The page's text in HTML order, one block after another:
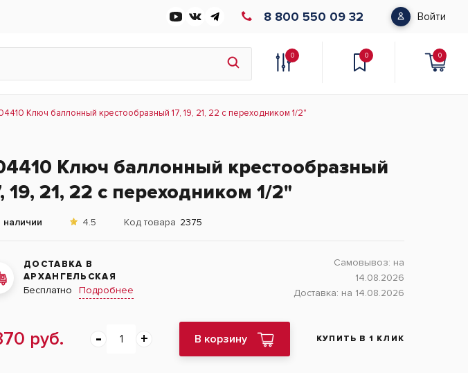
8 800 550 09 32 Войти
0 0 0
Ключ баллонный крестообразный 17, 19, 21, 22 с переходником 1/2"
Ключ баллонный крестообразный
19, 21, 22 с переходником 1/2"
наличии 4.5 Код товара 2375
ДОСТАВКА В
АРХАНГЕЛЬСКАЯ
Бесплатно Подробнее
Самовывоз: на
14.08.2026
Доставка: на 14.08.2026
руб. В корзину КУПИТЬ В 1 КЛИК